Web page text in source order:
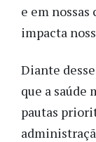
e em
impacta
Diante
que a saúde
pautas